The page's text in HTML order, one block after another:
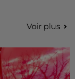
Voir plus